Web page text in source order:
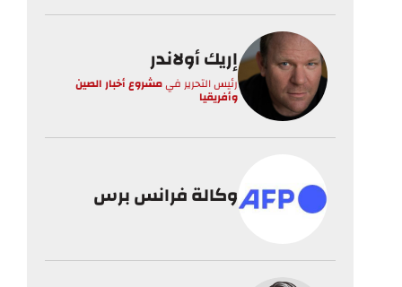
إريك أولاندر
رئيس التحرير فيمشروع أخبار الصين
وأفريقيا
وكالة فرانس برس